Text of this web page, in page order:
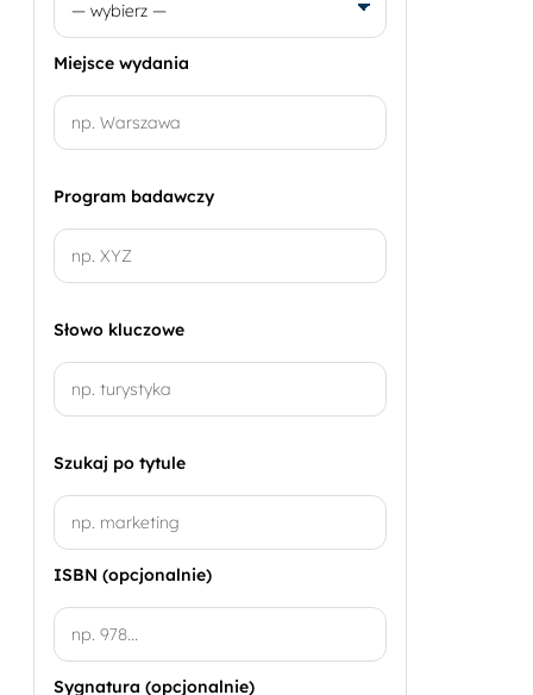
Miejsce wydania
Program badawczy
Słowo kluczowe
Szukaj po tytule
ISBN (opcjonalnie)
Sygnatura (opcjonalnie)